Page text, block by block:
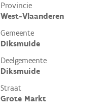
Provincie
West-Vlaanderen
Gemeente
Diksmuide
Deelgemeente
Diksmuide
Straat
Grote Markt